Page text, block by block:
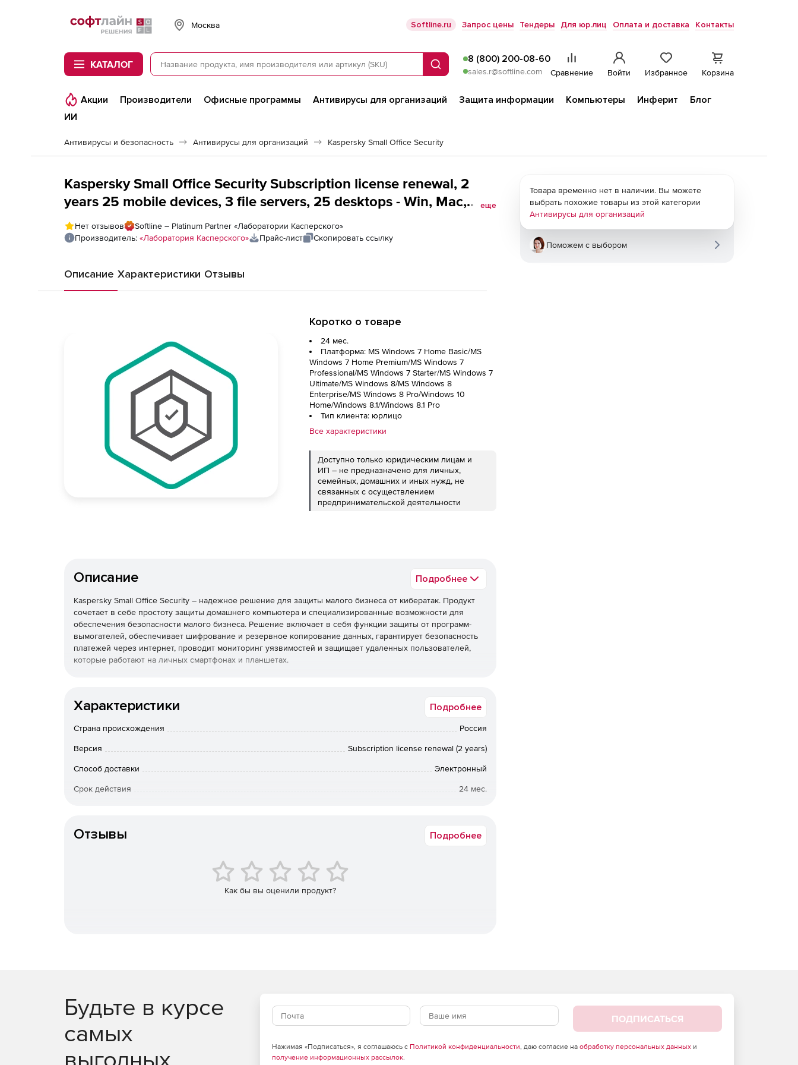
Softline
Москва Softline.ru Запрос цены Тендеры Для юр.лиц Оплата и доставка Контакты
КАТАЛОГ Поиск
8 (800) 200-08-60
sales.r@softline.com Сравнение Войти Избранное Корзина
Акции Производители Офисные программы Антивирусы для организаций Защита информации Компьютеры Инферит
Блог
ИИ
Антивирусы и безопасность Антивирусы для организаций Kaspersky Small Office Security
Kaspersky Small Office Security Subscription license renewal, 2
years 25 mobile devices, 3 file servers, 25 desktops - Win, Mac,
Android, iOS - English (Canada, United States)
еще
Нет отзывов
Softline – Platinum Partner «Лаборатории Касперского»
Производитель: «Лаборатория Касперского» Прайс-лист Скопировать ссылку
Описание Характеристики Отзывы
Коротко о товаре
24 мес.
Платформа: MS Windows 7 Home Basic/MS
Windows 7 Home Premium/MS Windows 7
Professional/MS Windows 7 Starter/MS Windows 7
Ultimate/MS Windows 8/MS Windows 8
Enterprise/MS Windows 8 Pro/Windows 10
Home/Windows 8.1/Windows 8.1 Pro
Тип клиента: юрлицо
Все характеристики
Доступно только юридическим лицам и
ИП – не предназначено для личных,
семейных, домашних и иных нужд, не
связанных с осуществлением
предпринимательской деятельности
Описание Подробнее
Kaspersky Small Office Security – надежное решение для защиты малого бизнеса от кибератак. Продукт
сочетает в себе простоту защиты домашнего компьютера и специализированные возможности для
обеспечения безопасности малого бизнеса. Решение включает в себя функции защиты от программ-
вымогателей, обеспечивает шифрование и резервное копирование данных, гарантирует безопасность
платежей через интернет, проводит мониторинг уязвимостей и защищает удаленных пользователей,
которые работают на личных смартфонах и планшетах.
Основные преимущества
Характеристики Подробнее
Страна происхождения Россия
Версия Subscription license renewal (2 years)
Способ доставки Электронный
Срок действия 24 мес.
Отзывы Подробнее
Как бы вы оценили продукт?
Товара временно нет в наличии. Вы можете
выбрать похожие товары из этой категории
Антивирусы для организаций
Поможем с выбором
Будьте в курсе
самых
выгодных
ПОДПИСАТЬСЯ
Нажимая «Подписаться», я соглашаюсь с Политикой конфиденциальности, даю согласие на обработку персональных данныхи
получение информационных рассылок.